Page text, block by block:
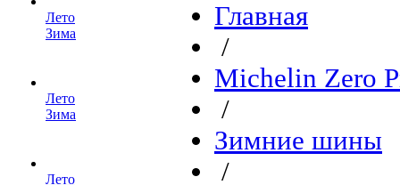
Лето
Зима
Лето
Зима
Лето
Главная
/
Michelin Zero
/
Зимние шины
/